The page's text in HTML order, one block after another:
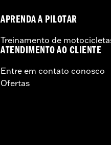
APRENDA A PILOTAR
Treinamento de
ATENDIMENTO AO CLIENTE
Entre em contato conosco
Ofertas